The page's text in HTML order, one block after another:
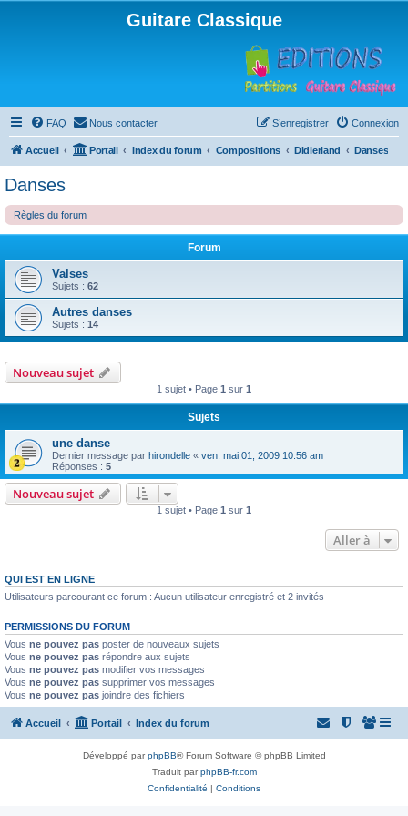
Guitare Classique
FAQ Nous contacter Connexion
S’enregistrer
Accueil Portail Index du forum Compositions Didierland Danses
Danses
Règles du forum
Forum
Valses
Sujets : 62
Autres danses
Sujets : 14
Nouveau sujet
1 sujet • Page 1 sur 1
Sujets
une danse
Dernier message par hirondelle « ven. mai 01, 2009 10:56 am
Réponses : 5
Nouveau sujet
1 sujet • Page 1 sur 1
Aller à
QUI EST EN LIGNE
Utilisateurs parcourant ce forum : Aucun utilisateur enregistré et 2 invités
PERMISSIONS DU FORUM
Vous ne pouvez pas poster de nouveaux sujets
Vous ne pouvez pas répondre aux sujets
Vous ne pouvez pas modifier vos messages
Vous ne pouvez pas supprimer vos messages
Vous ne pouvez pas joindre des fichiers
Accueil Portail Index du forum
Développé parphpBB® Forum Software © phpBB Limited
Traduit parphpBB-fr.com
Confidentialité | Conditions